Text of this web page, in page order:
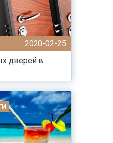
2020-02-25
дверей в